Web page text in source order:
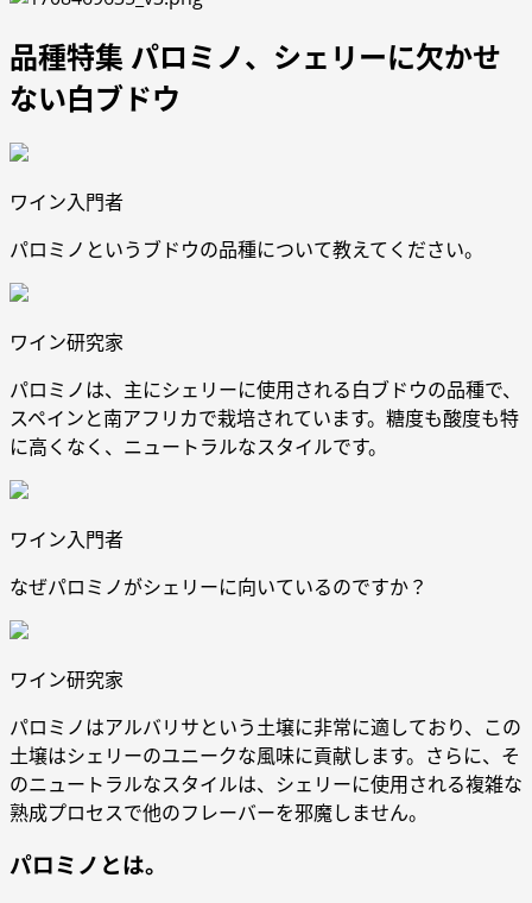
品種特集 パロミノ、シェリーに欠かせ
ない白ブドウ
ワイン入門者
パロミノというブドウの品種について教えてください。
ワイン研究家
パロミノは、主にシェリーに使用される白ブドウの品種で、
スペインと南アフリカで栽培されています。糖度も酸度も特
に高くなく、ニュートラルなスタイルです。
ワイン入門者
なぜパロミノがシェリーに向いているのですか？
ワイン研究家
パロミノはアルバリサという土壌に非常に適しており、この
土壌はシェリーのユニークな風味に貢献します。さらに、そ
のニュートラルなスタイルは、シェリーに使用される複雑な
熟成プロセスで他のフレーバーを邪魔しません。
パロミノとは。